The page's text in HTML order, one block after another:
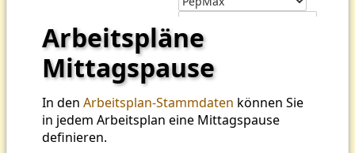
Arbeitspläne
Mittagspause
In den Arbeitsplan-Stammdaten können Sie
in jedem Arbeitsplan eine Mittagspause
definieren.